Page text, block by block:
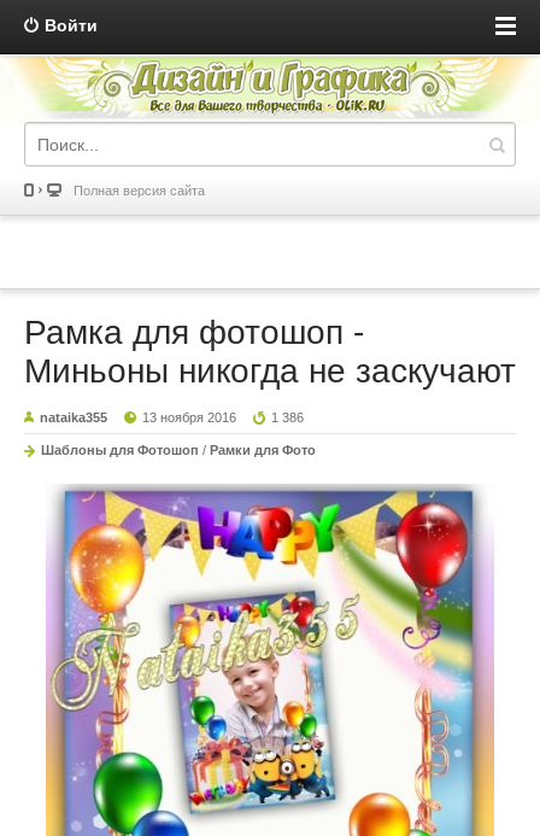
Войти
Полная версия сайта
Рамка для фотошоп -
Миньоны никогда не заскучают
nataika355 13 ноября 2016 1 386
Шаблоны для Фотошоп / Рамки для Фото